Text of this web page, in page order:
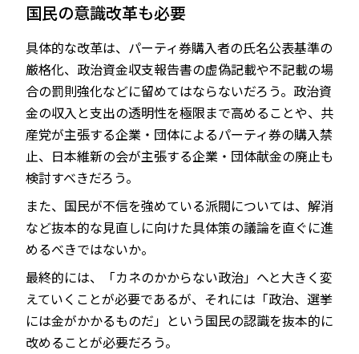
国民の意識改革も必要
具体的な改革は、パーティ券購入者の氏名公表基準の
厳格化、政治資金収支報告書の虚偽記載や不記載の場
合の罰則強化などに留めてはならないだろう。政治資
金の収入と支出の透明性を極限まで高めることや、共
産党が主張する企業・団体によるパーティ券の購入禁
止、日本維新の会が主張する企業・団体献金の廃止も
検討すべきだろう。
また、国民が不信を強めている派閥については、解消
など抜本的な見直しに向けた具体策の議論を直ぐに進
めるべきではないか。
最終的には、「カネのかからない政治」へと大きく変
えていくことが必要であるが、それには「政治、選挙
には金がかかるものだ」という国民の認識を抜本的に
改めることが必要だろう。